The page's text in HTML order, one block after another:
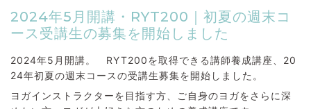
2024年5月開講・RYT200｜初夏の週末コ
ース受講生の募集を開始しました
2024年5月開講。 RYT200を取得できる講師養成講座、20
24年初夏の週末コースの受講生募集を開始しました。
ヨガインストラクターを目指す方、ご自身のヨガをさらに深